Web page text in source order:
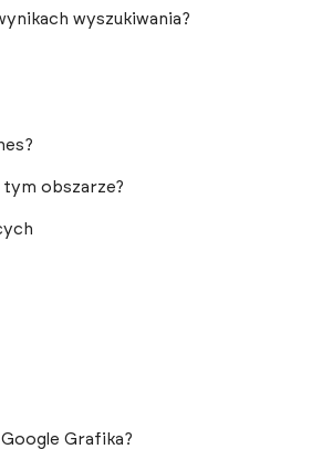
wyszukiwania?
obszarze?
Grafika?